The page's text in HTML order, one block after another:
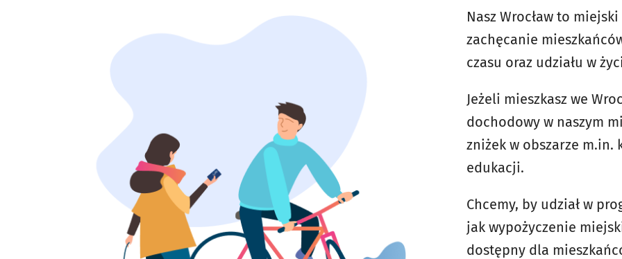
Nasz Wrocław to
zachęcanie
czasu oraz udziału w
Jeżeli mieszkasz we
dochodowy w naszym
zniżek w obszarze
edukacji.
Chcemy, by udział w
jak wypożyczenie
dostępny dla